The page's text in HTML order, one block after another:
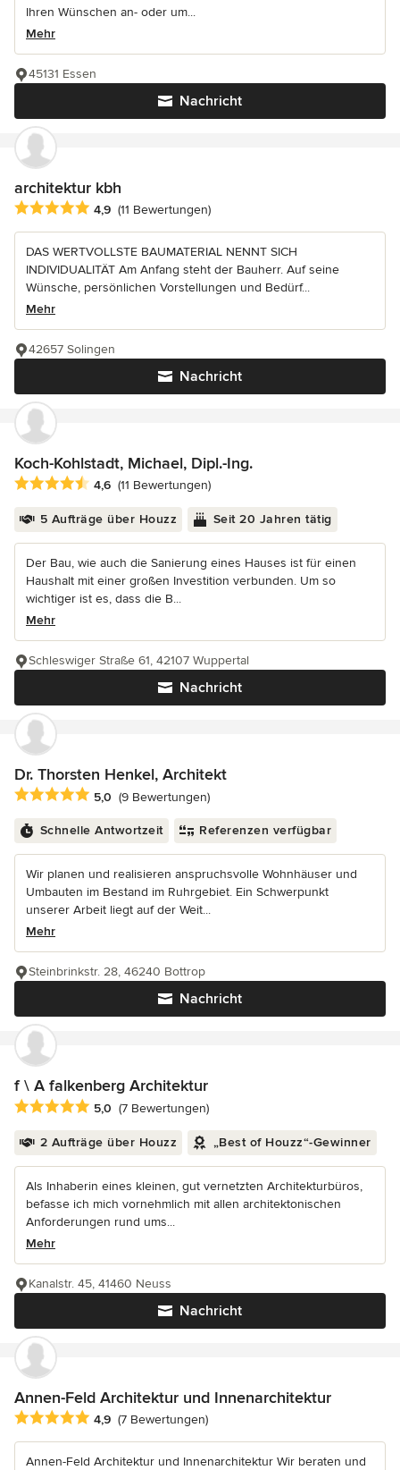
Ihren Wünschen an- oder um...
Mehr
Nachricht
45131 Essen
architektur kbh
Durchschnittliche Bewertung: 4.9 von 5 Sternen
4,9 (11 Bewertungen)
DAS WERTVOLLSTE BAUMATERIAL NENNT SICH
INDIVIDUALITÄT Am Anfang steht der Bauherr. Auf seine
Wünsche, persönlichen Vorstellungen und Bedürf...
Mehr
Nachricht
42657 Solingen
Koch-Kohlstadt, Michael, Dipl.-Ing.
Durchschnittliche Bewertung: 4.6 von 5 Sternen
4,6 (11 Bewertungen)
5 Aufträge über Houzz Seit 20 Jahren tätig
Der Bau, wie auch die Sanierung eines Hauses ist für einen
Haushalt mit einer großen Investition verbunden. Um so
wichtiger ist es, dass die B...
Mehr
Nachricht
Schleswiger Straße 61, 42107 Wuppertal
Dr. Thorsten Henkel, Architekt
Durchschnittliche Bewertung: 5 von 5 Sternen
5,0 (9 Bewertungen)
Schnelle Antwortzeit Referenzen verfügbar
Wir planen und realisieren anspruchsvolle Wohnhäuser und
Umbauten im Bestand im Ruhrgebiet. Ein Schwerpunkt
unserer Arbeit liegt auf der Weit...
Mehr
Nachricht
Steinbrinkstr. 28, 46240 Bottrop
f \ A falkenberg Architektur
Durchschnittliche Bewertung: 5 von 5 Sternen
5,0 (7 Bewertungen)
2 Aufträge über Houzz „Best of Houzz“-Gewinner
Als Inhaberin eines kleinen, gut vernetzten Architekturbüros,
befasse ich mich vornehmlich mit allen architektonischen
Anforderungen rund ums...
Mehr
Nachricht
Kanalstr. 45, 41460 Neuss
Annen-Feld Architektur und Innenarchitektur
Durchschnittliche Bewertung: 4.9 von 5 Sternen
4,9 (7 Bewertungen)
Annen-Feld Architektur und Innenarchitektur Wir beraten und